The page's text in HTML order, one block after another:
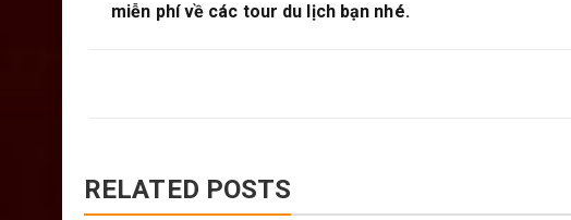
miễn phí về các tour du lịch bạn nhé.
RELATED POSTS